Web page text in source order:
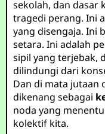
sekolah, dan dasar
tragedi perang. Ini
yang disengaja. Ini
setara. Ini adalah
sipil yang terjebak,
dilindungi dari
Dan di mata jutaan
dikenang sebagai
noda yang
kolektif kita.